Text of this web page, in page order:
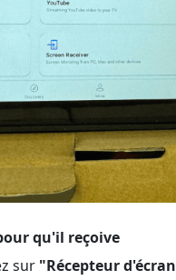
qu'il reçoive
sur "Récepteur d'écran